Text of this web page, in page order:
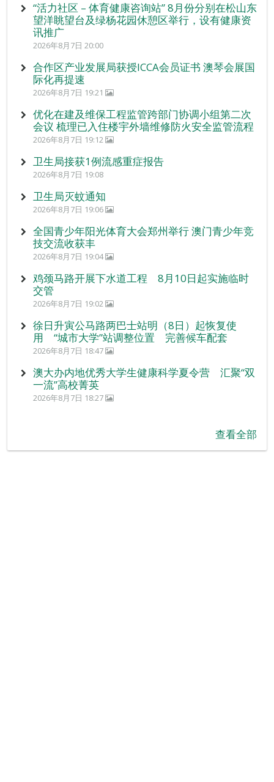
“活力社区 – 体育健康咨询站” 8月份分别在松山东
望洋眺望台及绿杨花园休憩区举行，设有健康资
讯推广
2026年8月7日 20:00
合作区产业发展局获授ICCA会员证书 澳琴会展国
际化再提速
2026年8月7日 19:21
优化在建及维保工程监管跨部门协调小组第二次
会议 梳理已入住楼宇外墙维修防火安全监管流程
2026年8月7日 19:12
卫生局接获1例流感重症报告
2026年8月7日 19:08
卫生局灭蚊通知
2026年8月7日 19:06
全国青少年阳光体育大会郑州举行 澳门青少年竞
技交流收获丰
2026年8月7日 19:04
鸡颈马路开展下水道工程 8月10日起实施临时
交管
2026年8月7日 19:02
徐日升寅公马路两巴士站明（8日）起恢复使
用 “城市大学”站调整位置 完善候车配套
2026年8月7日 18:47
澳大办内地优秀大学生健康科学夏令营 汇聚“双
一流”高校菁英
2026年8月7日 18:27
查看全部